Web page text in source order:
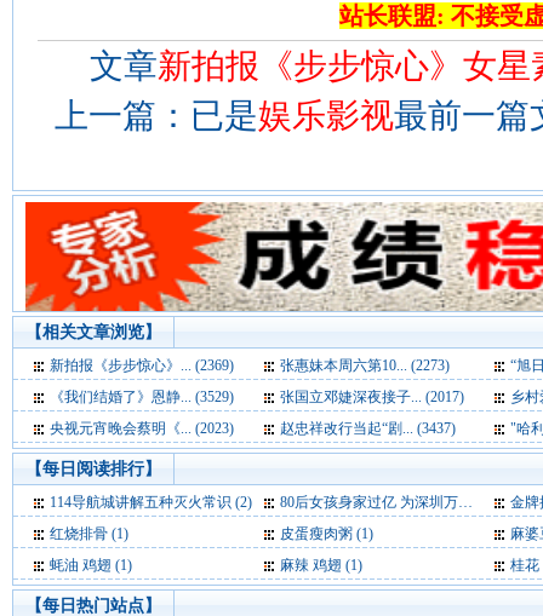
站长联盟: 不接受
文章新拍报《步步惊心》女星
上一篇：已是娱乐影视最前一篇
【相关文章浏览】
新拍报《步步惊心》... (2369) 张惠妹本周六第10... (2273)
“旭
《我们结婚了》恩静... (3529)
张国立邓婕深夜接子... (2017)
乡
央视元宵晚会蔡明《... (2023)
赵忠祥改行当起“剧... (3437) "哈
【每日阅读排行】
114导航城讲解五种灭火常识 (2) 80后女孩身家过亿 为深圳万润科技“三当家” (2)
金牌
红烧排骨 (1)
皮蛋瘦肉粥 (1)
麻婆
蚝油 鸡翅 (1)
麻辣 鸡翅 (1) 桂花
【每日热门站点】